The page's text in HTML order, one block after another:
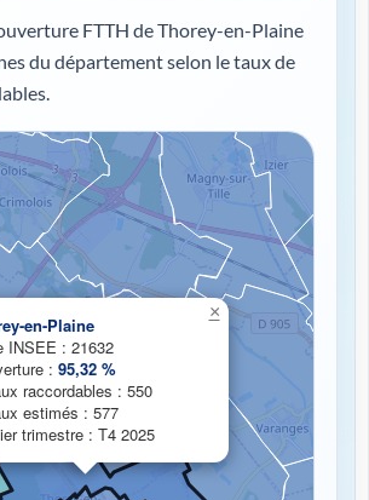
FTTH de Thorey-en-Plaine
du département selon le taux de
de la carte de couverture fibre...
en-Plaine
INSEE : 21632
: 95,32 %
raccordables : 550
estimés : 577
trimestre : T4 2025
×